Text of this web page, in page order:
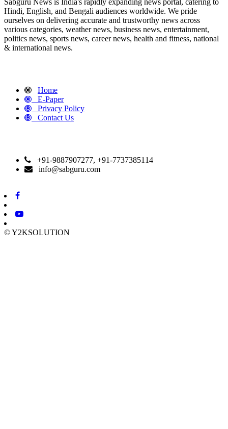
Hindi, English, and Bengali audiences worldwide. We pride
ourselves on delivering accurate and trustworthy news across
various categories, weather news, business news, entertainment,
politics news, sports news, career news, health and fitness, national
& international news.
Home
E-Paper
Privacy Policy
Contact Us
+91-9887907277, +91-7737385114
info@sabguru.com
© Y2KSOLUTION